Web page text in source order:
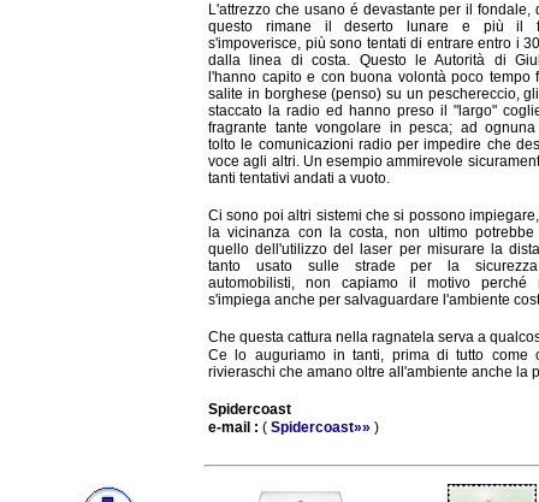
L'attrezzo che usano é devastante per il fondale,
questo rimane il deserto lunare e più il
s'impoverisce, più sono tentati di entrare entro i
dalla linea di costa. Questo le Autorità di
l'hanno capito e con buona volontà poco tempo
salite in borghese (penso) su un peschereccio,
staccato la radio ed hanno preso il "largo"
fragrante tante vongolare in pesca; ad
tolto le comunicazioni radio per impedire che
voce agli altri. Un esempio ammirevole
tanti tentativi andati a vuoto.
Ci sono poi altri sistemi che si possono
la vicinanza con la costa, non ultimo potrebbe
quello dell'utilizzo del laser per misurare la
tanto usato sulle strade per la
automobilisti, non capiamo il motivo perché
s'impiega anche per salvaguardare l'ambiente
Che questa cattura nella ragnatela serva a
Ce lo auguriamo in tanti, prima di tutto come
rivieraschi che amano oltre all'ambiente anche la
Spidercoast
e-mail : ( Spidercoast»» )